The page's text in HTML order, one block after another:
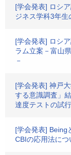
[学会発表] ロシ
ジネス学科3年
[学会発表] ロシ
ラム立案－富山
－
[学会発表] 神戸
する意識調査」
達度テストの試行
[学会発表] Being
CBIの応用法につ